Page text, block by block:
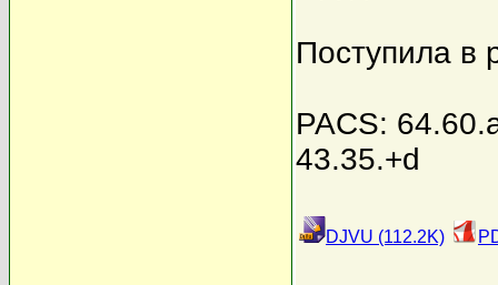
Поступила в
PACS:
43.35.+d
DJVU (112.2K)